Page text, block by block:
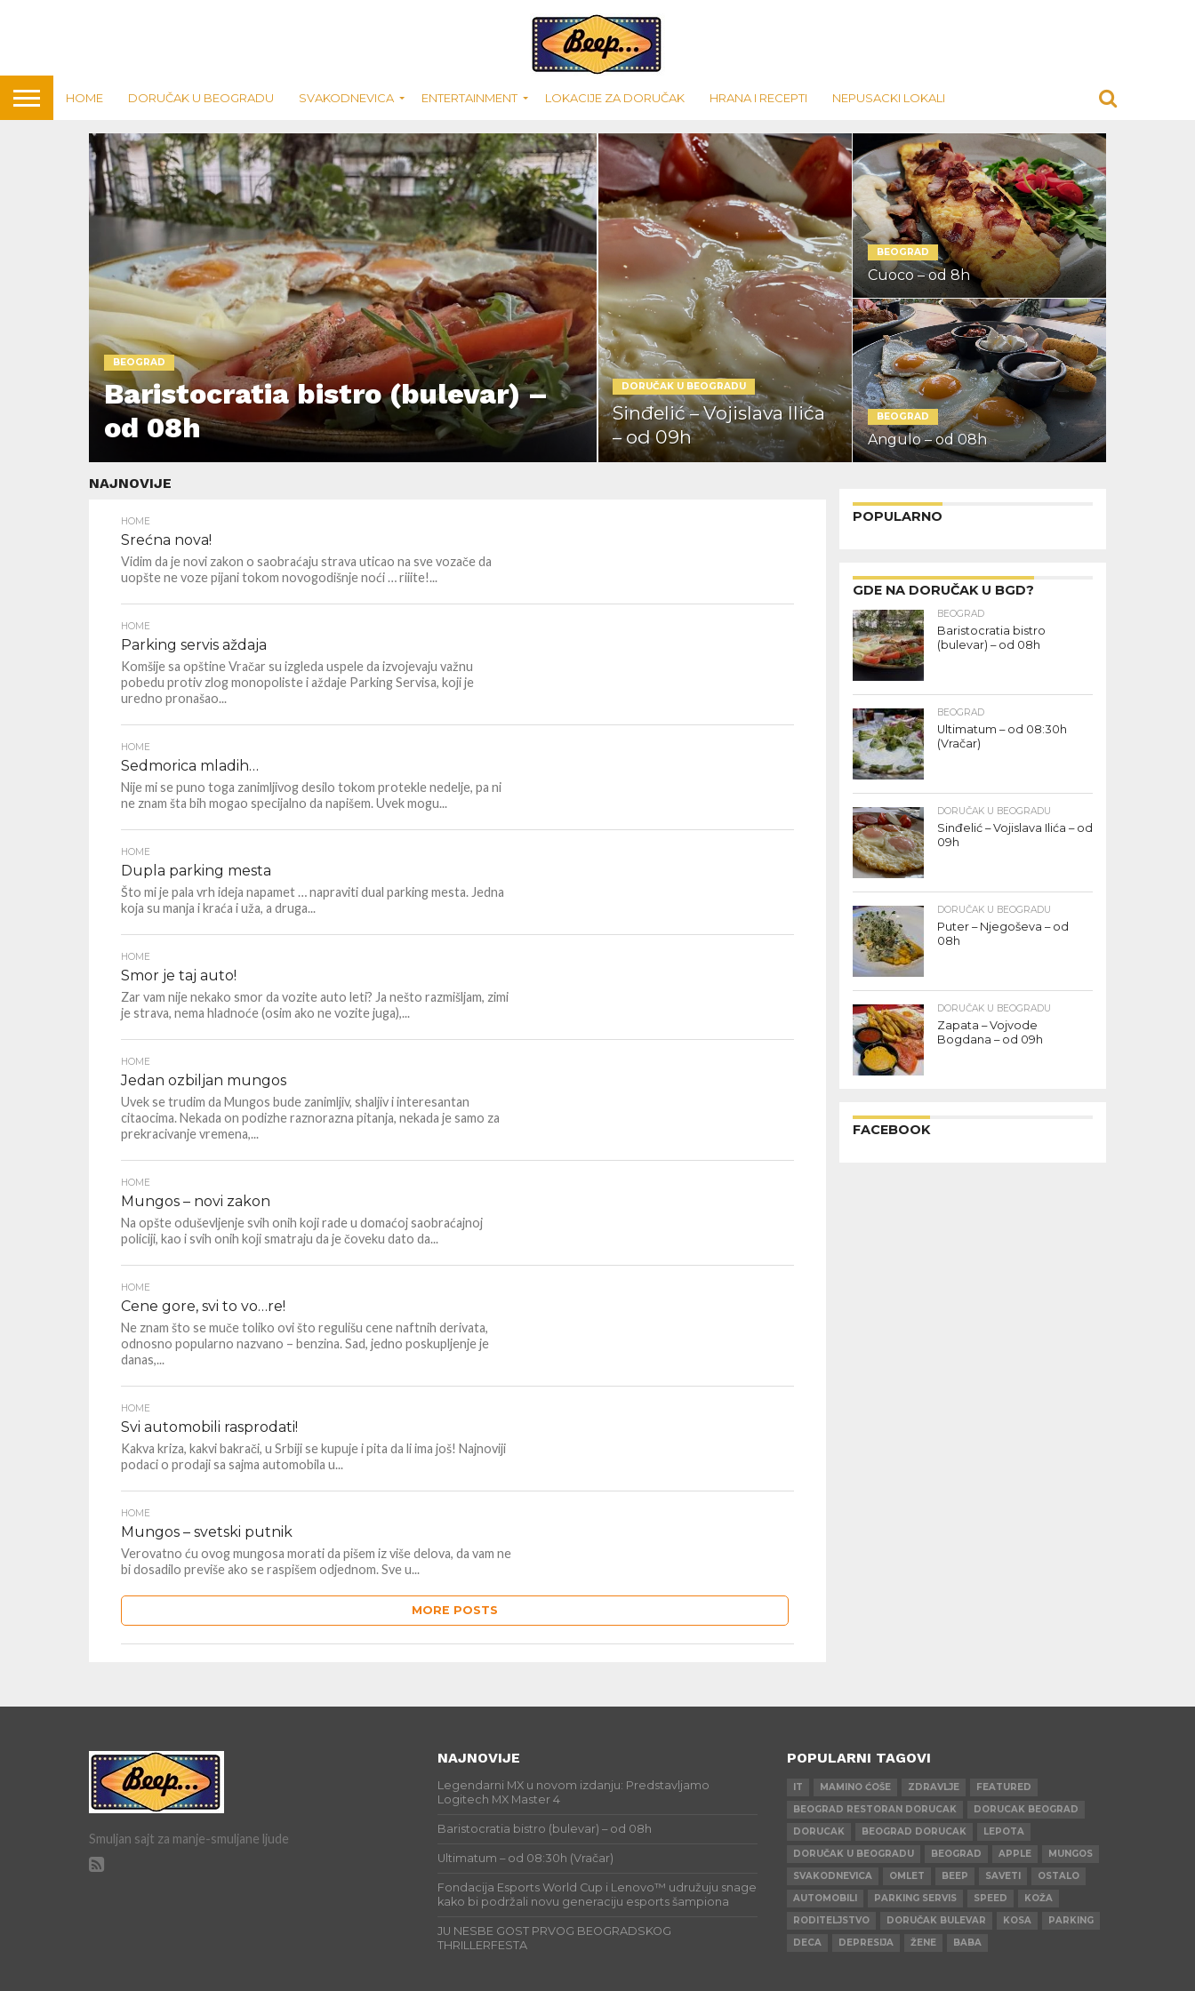
HOME DORUČAK U BEOGRADU SVAKODNEVICA ENTERTAINMENT LOKACIJE ZA DORUČAK HRANA I RECEPTI NEPUSACKI LOKALI
BEOGRAD
Baristocratia bistro (bulevar) –
od 08h
DORUČAK U BEOGRADU
Sinđelić – Vojislava Ilića
– od 09h
BEOGRAD
Cuoco – od 8h
BEOGRAD
Angulo – od 08h
NAJNOVIJE
HOME
Srećna nova!
Vidim da je novi zakon o saobraćaju strava uticao na sve vozače da
uopšte ne voze pijani tokom novogodišnje noći … riiite!...
HOME
Parking servis aždaja
Komšije sa opštine Vračar su izgleda uspele da izvojevaju važnu
pobedu protiv zlog monopoliste i aždaje Parking Servisa, koji je
uredno pronašao...
HOME
Sedmorica mladih…
Nije mi se puno toga zanimljivog desilo tokom protekle nedelje, pa ni
ne znam šta bih mogao specijalno da napišem. Uvek mogu...
HOME
Dupla parking mesta
Što mi je pala vrh ideja napamet … napraviti dual parking mesta. Jedna
koja su manja i kraća i uža, a druga...
HOME
Smor je taj auto!
Zar vam nije nekako smor da vozite auto leti? Ja nešto razmišljam, zimi
je strava, nema hladnoće (osim ako ne vozite juga),...
HOME
Jedan ozbiljan mungos
Uvek se trudim da Mungos bude zanimljiv, shaljiv i interesantan
citaocima. Nekada on podizhe raznorazna pitanja, nekada je samo za
prekracivanje vremena,...
HOME
Mungos – novi zakon
Na opšte oduševljenje svih onih koji rade u domaćoj saobraćajnoj
policiji, kao i svih onih koji smatraju da je čoveku dato da...
HOME
Cene gore, svi to vo…re!
Ne znam što se muče toliko ovi što regulišu cene naftnih derivata,
odnosno popularno nazvano – benzina. Sad, jedno poskupljenje je
danas,...
HOME
Svi automobili rasprodati!
Kakva kriza, kakvi bakrači, u Srbiji se kupuje i pita da li ima još! Najnoviji
podaci o prodaji sa sajma automobila u...
HOME
Mungos – svetski putnik
Verovatno ću ovog mungosa morati da pišem iz više delova, da vam ne
bi dosadilo previše ako se raspišem odjednom. Sve u...
MORE POSTS
POPULARNO
GDE NA DORUČAK U BGD?
BEOGRAD
Baristocratia bistro
(bulevar) – od 08h
BEOGRAD
Ultimatum – od 08:30h
(Vračar)
DORUČAK U BEOGRADU
Sinđelić – Vojislava Ilića – od
09h
DORUČAK U BEOGRADU
Puter – Njegoševa – od
08h
DORUČAK U BEOGRADU
Zapata – Vojvode
Bogdana – od 09h
FACEBOOK
Smuljan sajt za manje-smuljane ljude
NAJNOVIJE
Legendarni MX u novom izdanju: Predstavljamo
Logitech MX Master 4
Baristocratia bistro (bulevar) – od 08h
Ultimatum – od 08:30h (Vračar)
Fondacija Esports World Cup i Lenovo™ udružuju snage
kako bi podržali novu generaciju esports šampiona
JU NESBE GOST PRVOG BEOGRADSKOG
THRILLERFESTA
POPULARNI TAGOVI
IT MAMINO ĆOŠE ZDRAVLJE
FEATURED
BEOGRAD RESTORAN DORUCAK
DORUCAK BEOGRAD
DORUCAK
BEOGRAD DORUCAK
LEPOTA
DORUČAK U BEOGRADU
BEOGRAD APPLE
MUNGOS
SVAKODNEVICA
OMLET BEEP SAVETI
OSTALO
AUTOMOBILI
PARKING SERVIS SPEED
KOŽA
RODITELJSTVO
DORUČAK BULEVAR KOSA
PARKING
DECA
DEPRESIJA ŽENE BABA